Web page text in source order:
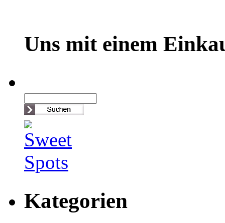
Uns mit einem
Kategorien